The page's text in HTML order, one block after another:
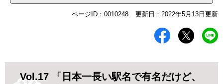
ページID：0010248 更新日：2022年5月13日更新
Vol.17 「日本一長い駅名で有名だけど、